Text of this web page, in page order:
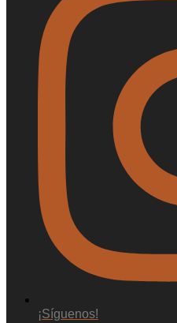
¡Síguenos!